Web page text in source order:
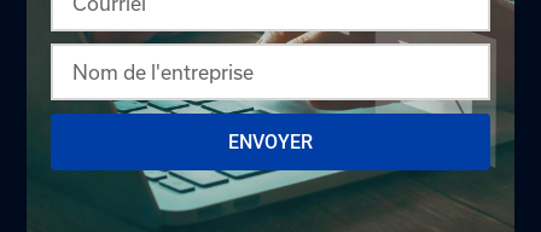
LA CHAMBRE
Offres d'emploi
ENVOYER